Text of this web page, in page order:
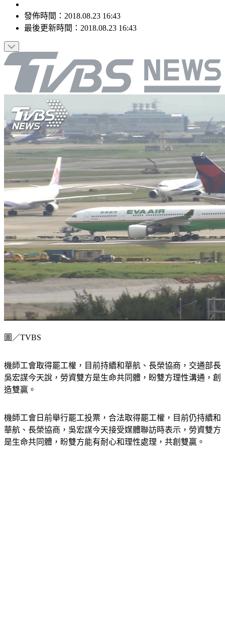
發佈時間： 2018.08.23 16:43
最後更新時間： 2018.08.23 16:43
圖／TVBS
機師工會取得罷工權，目前持續和華航、長榮協商，交通部長
吳宏謀今天說，勞資雙方是生命共同體，盼雙方理性溝通，創
造雙贏。
機師工會日前舉行罷工投票，合法取得罷工權，目前仍持續和
華航、長榮協商，吳宏謀今天接受媒體聯訪時表示，勞資雙方
是生命共同體，盼雙方能有耐心和理性處理，共創雙贏。